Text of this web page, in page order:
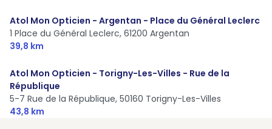
Atol Mon Opticien - Argentan - Place du Général Leclerc
1 Place du Général Leclerc, 61200 Argentan
39,8 km
Atol Mon Opticien - Torigny-Les-Villes - Rue de la
République
5-7 Rue de la République, 50160 Torigny-Les-Villes
43,8 km